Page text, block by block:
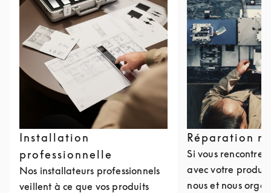
Installation
professionnelle
Nos installateurs professionnels
veillent à ce que vos produits
Réparation
Si vous
avec votre
nous et nous